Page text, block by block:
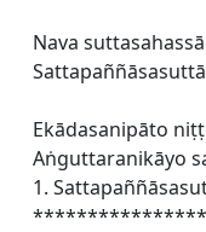
Nava
Ekādasanipāto
Aṅguttaranikāyo
1.